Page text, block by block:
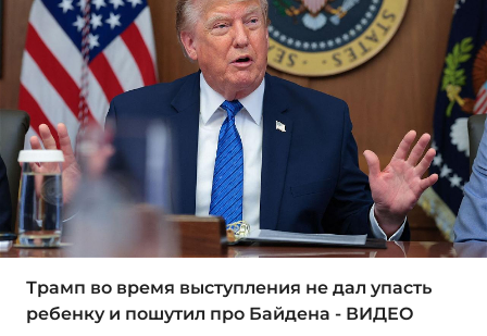
Трамп во время выступления не дал упасть
ребенку и пошутил про Байдена - ВИДЕО